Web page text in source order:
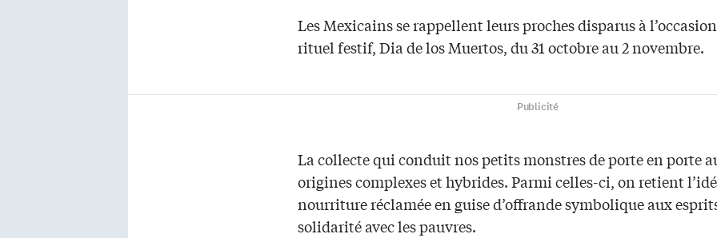
Les Mexicains se rappellent leurs proches disparus à
rituel festif, Dia de los Muertos, du 31 octobre au 2 novembre.
Publicité
La collecte qui conduit nos petits monstres de porte en porte
origines complexes et hybrides. Parmi celles-ci, on retient
nourriture réclamée en guise d’offrande symbolique aux
solidarité avec les pauvres.